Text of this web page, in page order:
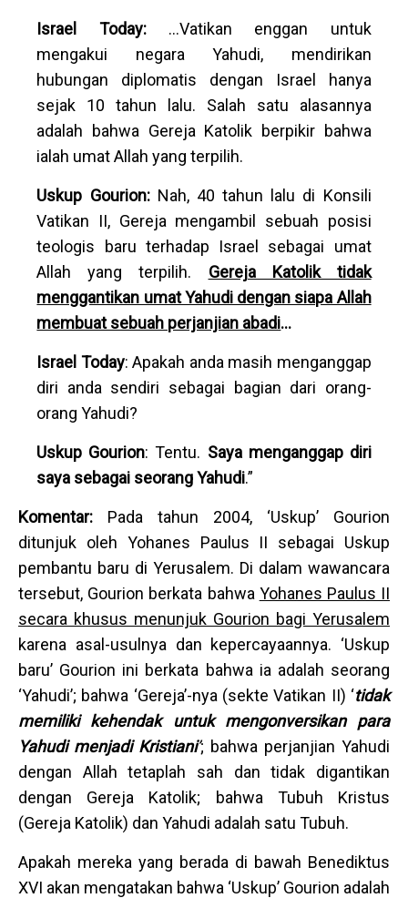
Israel Today: ...Vatikan enggan untuk
mengakui negara Yahudi, mendirikan
hubungan diplomatis dengan Israel hanya
sejak 10 tahun lalu. Salah satu alasannya
adalah bahwa Gereja Katolik berpikir bahwa
ialah umat Allah yang terpilih.
Uskup Gourion:Nah, 40 tahun lalu di Konsili
Vatikan II, Gereja mengambil sebuah posisi
teologis baru terhadap Israel sebagai umat
Allah yang terpilih. Gereja Katolik tidak
menggantikan umat Yahudi dengan siapa Allah
membuat sebuah perjanjian abadi...
Israel Today: Apakah anda masih menganggap
diri anda sendiri sebagai bagian dari orang-
orang Yahudi?
Uskup Gourion: Tentu. Saya menganggap diri
saya sebagai seorang Yahudi.”
Komentar: Pada tahun 2004, ‘Uskup’ Gourion
ditunjuk oleh Yohanes Paulus II sebagai Uskup
pembantu baru di Yerusalem. Di dalam wawancara
tersebut, Gourion berkata bahwa Yohanes Paulus II
secara khusus menunjuk Gourion bagi Yerusalem
karena asal-usulnya dan kepercayaannya. ‘Uskup
baru’ Gourion ini berkata bahwa ia adalah seorang
‘Yahudi’; bahwa ‘Gereja’-nya (sekte Vatikan II) ‘tidak
memiliki kehendak untuk mengonversikan para
Yahudi menjadi Kristiani’; bahwa perjanjian Yahudi
dengan Allah tetaplah sah dan tidak digantikan
dengan Gereja Katolik; bahwa Tubuh Kristus
(Gereja Katolik) dan Yahudi adalah satu Tubuh.
Apakah mereka yang berada di bawah Benediktus
XVI akan mengatakan bahwa ‘Uskup’ Gourion adalah